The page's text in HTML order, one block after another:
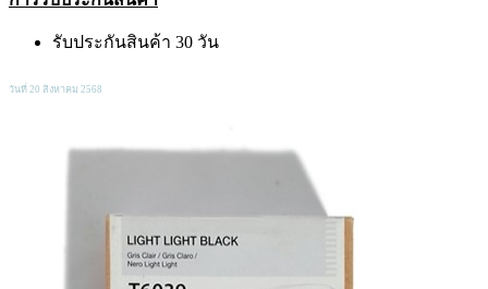
รับประกันสินค้า 30 วัน
วันที่ 20 สิงหาคม 2568